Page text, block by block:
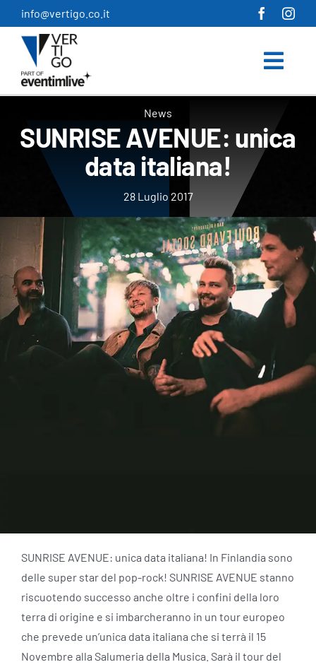
Salta
al
contenuto
info@vertigo.co.it
News
SUNRISE AVENUE: unica
data italiana!
28 Luglio 2017
SUNRISE AVENUE: unica data italiana! In Finlandia sono
delle super star del pop-rock! SUNRISE AVENUE stanno
riscuotendo successo anche oltre i confini della loro
terra di origine e si imbarcheranno in un tour europeo
che prevede un’unica data italiana che si terrà il 15
Novembre alla Salumeria della Musica. Sarà il tour del